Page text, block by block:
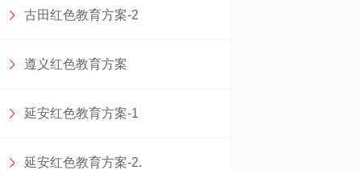
古田红色教育方案-2
遵义红色教育方案
延安红色教育方案-1
延安红色教育方案-2.